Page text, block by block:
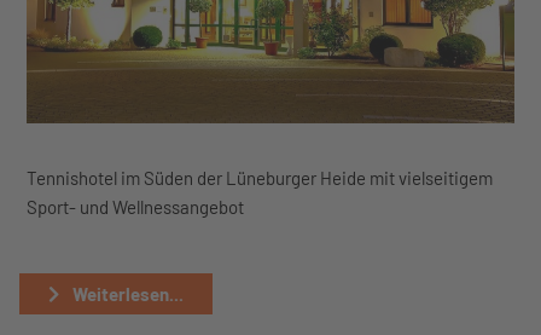
Tennishotel im Süden der Lüneburger Heide mit vielseitigem
Sport- und Wellnessangebot
Weiterlesen...